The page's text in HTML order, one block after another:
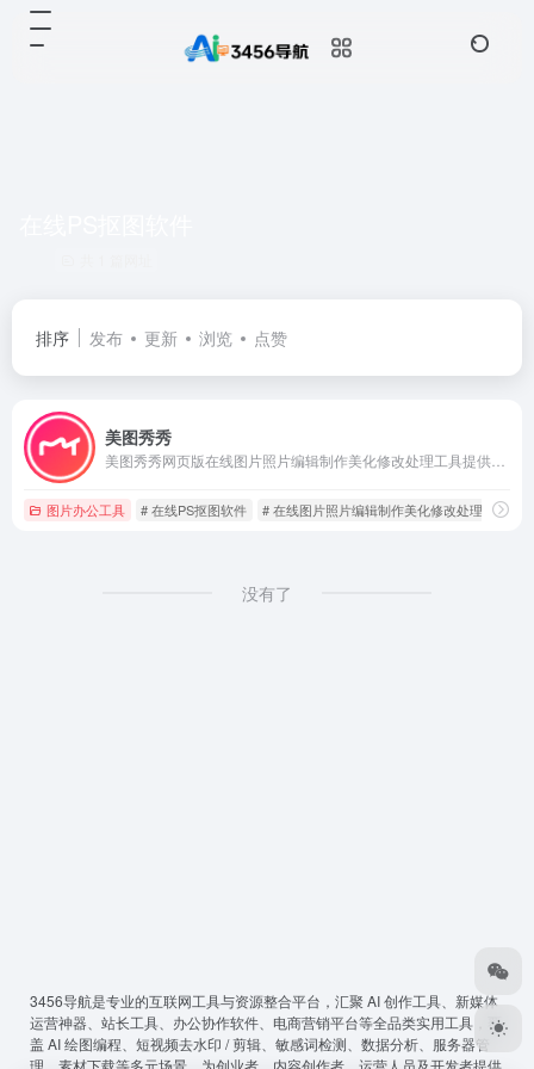
排序 发布 更新 浏览 点赞
美图秀秀
图片办公工具 # 在线PS抠图软件 # 在线图片照片编辑制作美化修改处理 # 在
没有了
3456导航是专业的互联网工具与资源整合平台，汇聚 AI 创作工具、新媒体
运营神器、站长工具、办公协作软件、电商营销平台等全品类实用工具，覆
盖 AI 绘图编程、短视频去水印 / 剪辑、敏感词检测、数据分析、服务器管
理、素材下载等多元场景，为创业者、内容创作者、运营人员及开发者提供